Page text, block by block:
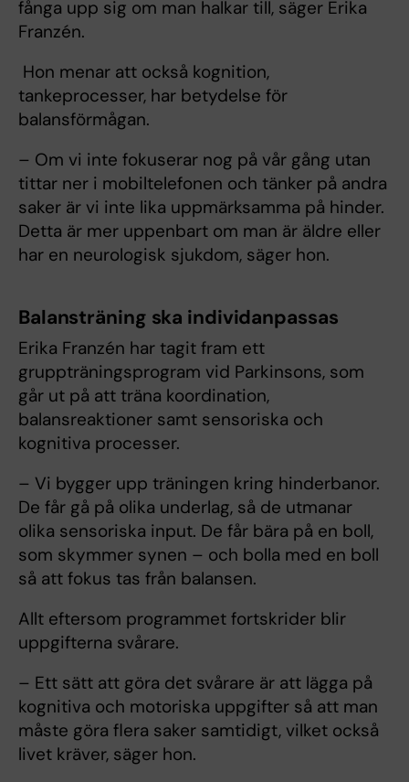
fånga upp sig om man halkar till, säger Erika
Franzén.
Hon menar att också kognition,
tankeprocesser, har betydelse för
balansförmågan.
– Om vi inte fokuserar nog på vår gång utan
tittar ner i mobiltelefonen och tänker på andra
saker är vi inte lika uppmärksamma på hinder.
Detta är mer uppenbart om man är äldre eller
har en neurologisk sjukdom, säger hon.
Balansträning ska individanpassas
Erika Franzén har tagit fram ett
gruppträningsprogram vid Parkinsons, som
går ut på att träna koordination,
balansreaktioner samt sensoriska och
kognitiva processer.
– Vi bygger upp träningen kring hinderbanor.
De får gå på olika underlag, så de utmanar
olika sensoriska input. De får bära på en boll,
som skymmer synen – och bolla med en boll
så att fokus tas från balansen.
Allt eftersom programmet fortskrider blir
uppgifterna svårare.
– Ett sätt att göra det svårare är att lägga på
kognitiva och motoriska uppgifter så att man
måste göra flera saker samtidigt, vilket också
livet kräver, säger hon.